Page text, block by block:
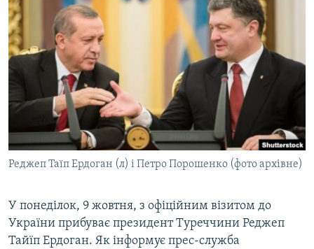
ВСЕ ЗА ДЕНЬ
СПЕЦПРОЕКТИ
ДЕПОРТАЦІЯ
ВІДЕОУРОКИ «ELIFBE»
СВІДЧЕННЯ ОКУПАЦІЇ
УКРАЇНСЬКА ПРОБЛЕМА КРИМУ
ІНФОГРАФІКА
ЯК ОБІЙТИ БЛОКУВАННЯ
Русский
Qırımtatar
ДОЛУЧАЙСЯ!
Усі сайти RFE/RL
Реджеп Таїп Ердоган (л) і Петро Порошенко (фото архівне)
У понеділок, 9 жовтня, з офіційним візитом до
України прибуває президент Туреччини Реджеп
Тайїп Ердоган. Як інформує прес-служба